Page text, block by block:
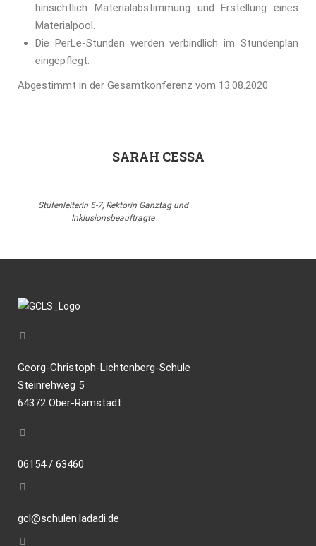
hinsichtlich Materialabstimmung und Erstellung eines
Materialpool.
Die PerLe-Stunden werden verbindlich im Stundenplan
eingepflegt.
Abgestimmt in der Gesamtkonferenz vom 13.08.2020
SARAH CESSA
Stufenleiterin 5-7, Rektorin Ganztag und
Inklusionsbeauftragte
Georg-Christoph-Lichtenberg-Schule
Steinrehweg 5
64372 Ober-Ramstadt
06154 / 63460
gcl@schulen.ladadi.de